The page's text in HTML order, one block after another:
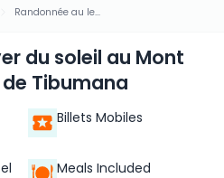
Randonnée au lever du soleil au Mont Batur et Cascade de Tibumana
du soleil au Mont
Tibumana
Billets Mobiles
Meals Included